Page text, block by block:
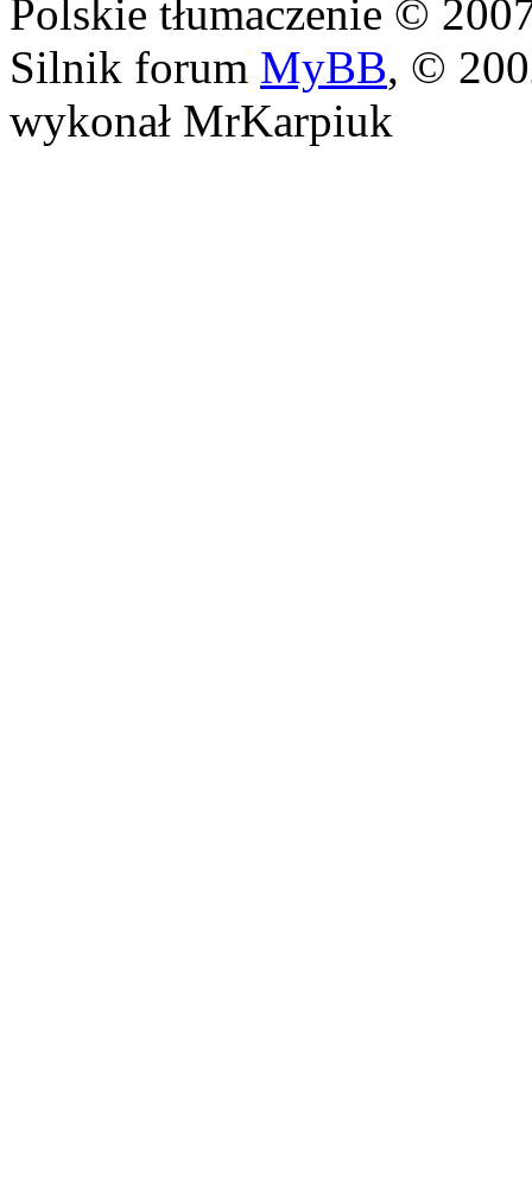
Polskie tłumaczenie ©
Silnik forum MyBB, ©
wykonał MrKarpiuk